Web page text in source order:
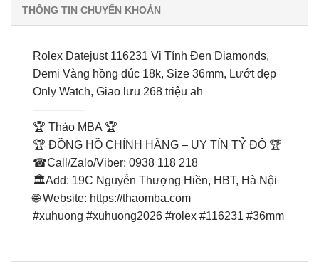
THÔNG TIN CHUYỂN KHOẢN
Rolex Datejust 116231 Vi Tính Đen Diamonds,
Demi Vàng hồng đúc 18k, Size 36mm, Lướt đẹp
Only Watch, Giao lưu 268 triệu ah
————–
🏆 Thảo MBA 🏆
🏆 ĐỒNG HỒ CHÍNH HÃNG – UY TÍN TỶ ĐÔ 🏆
☎Call/Zalo/Viber: 0938 118 218
🏛Add: 19C Nguyễn Thượng Hiền, HBT, Hà Nội
🌐 Website: https://thaomba.com
#xuhuong #xuhuong2026 #rolex #116231 #36mm